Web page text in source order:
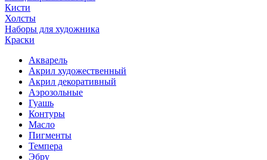
Кисти
Холсты
Наборы для художника
Краски
Акварель
Акрил художественный
Акрил декоративный
Аэрозольные
Гуашь
Контуры
Масло
Пигменты
Темпера
Эбру